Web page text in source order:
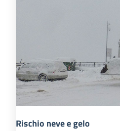
Rischio neve e gelo